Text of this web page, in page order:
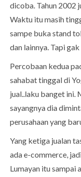
dicoba. Tahun 2002
Waktu itu masih
sampe buka stand
dan lainnya. Tapi
Percobaan kedua
sahabat tinggal di
jual..laku banget ini.
sayangnya dia
perusahaan yang
Yang ketiga jualan
ada e-commerce,
Lumayan itu sampai